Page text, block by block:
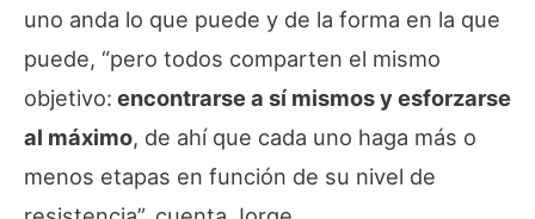
uno anda lo que puede y de la forma en la que
puede, “pero todos comparten el mismo
objetivo: encontrarse a sí mismos y esforzarse
al máximo, de ahí que cada uno haga más o
menos etapas en función de su nivel de